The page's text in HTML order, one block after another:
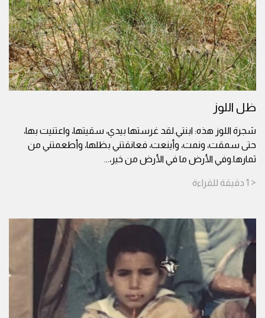
ظل اللوز
شجرة اللوز هذه: ابنتي.لقد غرستها بيدي، سقيتها، واعتنيت بها،
حتى سمقت، ونمت، وأينعت، فعانقتني بظلها، وأطعمتني من
ثمارها.وفي الأرض ما في الأرض من خير،...
< 1 دقيقة للقراءة